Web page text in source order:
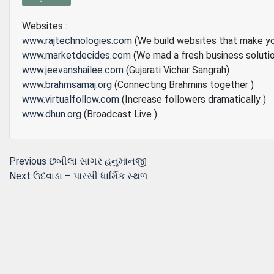
Websites :
www.rajtechnologies.com (We build websites that make
www.marketdecides.com (We mad a fresh business
www.jeevanshailee.com (Gujarati Vichar Sangrah)
www.brahmsamaj.org (Connecting Brahmins together )
www.virtualfollow.com (Increase followers dramatically )
www.dhun.org (Broadcast Live )
Post
Previous Previous
post:
છબીલા સાગર હનુમાનજી
Next Next
ઉદવાડા – પારસી ધાર્મિક સ્થળ